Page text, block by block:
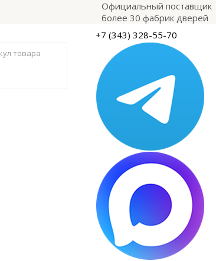
Официальный поставщик
более 30 фабрик дверей
+7 (343) 328-55-70